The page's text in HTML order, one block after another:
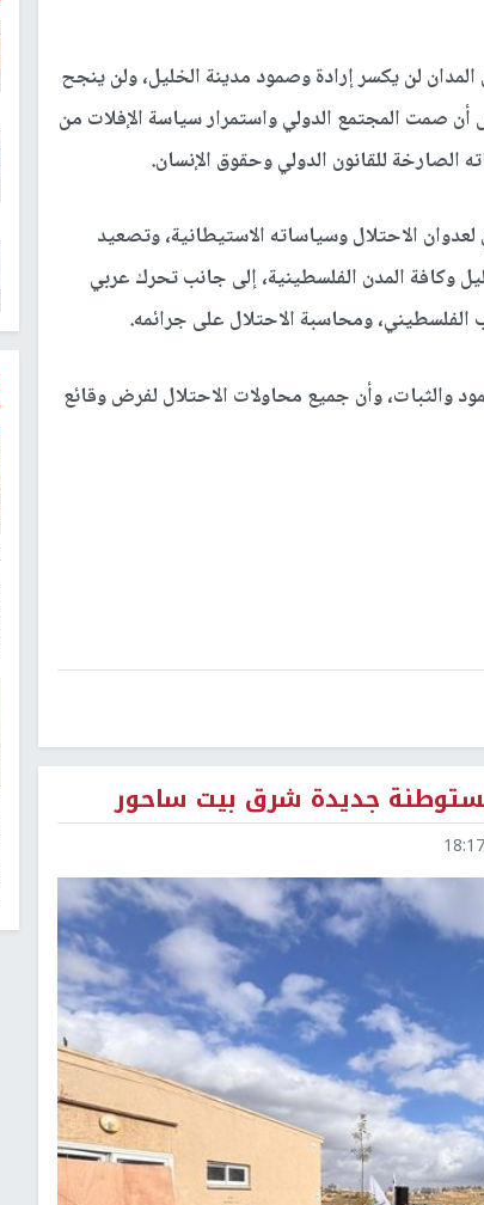
لن يكسر إرادة وصمود مدينة الخليل، ولن ينجح
صمت المجتمع الدولي واستمرار سياسة الإفلات من
الصارخة للقانون الدولي وحقوق الإنسان.
الاحتلال وسياساته الاستيطانية، وتصعيد
وكافة المدن الفلسطينية، إلى جانب تحرك عربي
الفلسطيني، ومحاسبة الاحتلال على جرائمه.
والثبات، وأن جميع محاولات الاحتلال لفرض وقائع
جديدة شرق بيت ساحور